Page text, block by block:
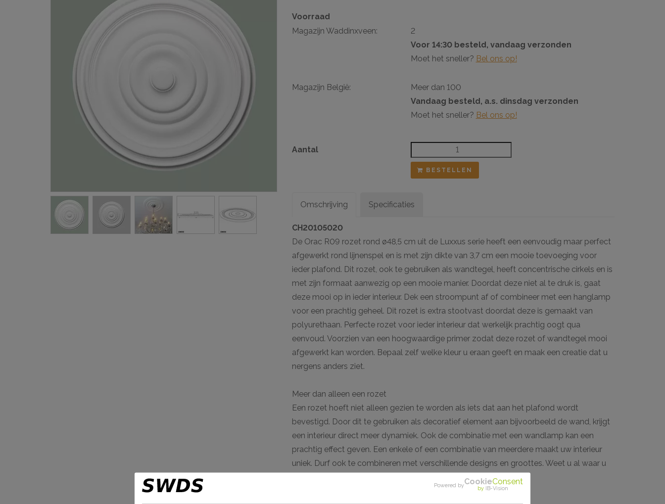
Gevellijsten
Schilderij ophangsysteem
Voorraad
Magazijn Waddinxveen:
2
Voor 14:30 besteld, vandaag verzonden
Moet het sneller? Bel ons op!
Magazijn België:
Meer dan 100
Vandaag besteld, a.s. dinsdag verzonden
Moet het sneller? Bel ons op!
Aantal
BESTELLEN
Omschrijving
CH20105020
De Orac R09 rozet rond ø48,5 cm uit de Luxxus serie heeft een eenvoudig maar perfect
afgewerkt rond lijnenspel en is met zijn dikte van 3,7 cm een mooie toevoeging voor
ieder plafond. Dit rozet, ook te gebruiken als wandtegel, heeft concentrische cirkels en is
met zijn formaat aanwezig op een mooie manier. Doordat deze niet al te druk is, gaat
deze mooi op in ieder interieur. Dek een stroompunt af of combineer met een hanglamp
voor een prachtig geheel. Dit rozet is extra stootvast doordat deze is gemaakt van
polyurethaan. Perfecte rozet voor ieder interieur dat werkelijk prachtig oogt qua
eenvoud. Voorzien van een hoogwaardige primer zodat deze rozet of wandtegel mooi
afgewerkt kan worden. Bepaal zelf welke kleur u eraan geeft en maak een creatie dat u
nergens anders ziet.
Meer dan alleen een rozet
Een rozet hoeft niet alleen gezien te worden als iets dat aan het plafond wordt
bevestigd. Door dit te gebruiken als decoratief element aan bijvoorbeeld de wand, krijgt
een interieur direct meer dynamiek. Ook de combinatie met een wandlamp kan een
prachtig effect geven. Een enkele of een combinatie van meerdere maakt uw interieur
uniek. Durf ook te combineren met verschillende designs en groottes. Weet u al waar u
Specificaties
Powered byCookieConsent
by IB-Vision